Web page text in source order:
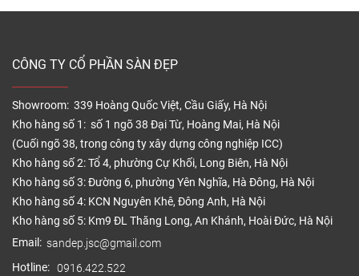
Có nên mua sàn nhựa giá rẻ không?
Quý khách hoàn toàn có thể lựa chọn tấm lát sàn
nhựa tốt giá rẻ cho gia đình mình. Các sản phẩm
giá rẻ tại Sàn Đẹp luôn là hàng mới còn nguyên hộp,
tem mác đầy đủ, nguồn gốc xuất xứ rõ ràng. Cam
kết chất lượng sản phẩm.
Khách hàng mua sàn nhựa giá rẻ có nhiều
không?
Nhu cầu mua sàn nhựa giá rẻ tại Sàn Đẹp rất nhiều.
Ngoài khách hàng bán lẻ, bên cạnh đó là các cửa
CÔNG TY CỔ PHẦN SÀN ĐẸP
Showroom: 339 Hoàng Quốc Việt, Cầu Giấy, Hà Nội
Kho hàng số 1: số 1 ngõ 38 Đại Từ, Hoàng Mai, Hà Nội
(Cuối ngõ 38, trong công ty xây dựng công nghiệp ICC)
Kho hàng số 2: Tổ 4, phường Cự Khối, Long Biên, Hà Nội
Kho hàng số 3: Đường 6, phường Yên Nghĩa, Hà Đông, Hà Nội
Kho hàng số 4: KCN Nguyên Khê, Đông Anh, Hà Nội
Kho hàng số 5: Km9 ĐL Thăng Long, An Khánh, Hoài Đức, Hà Nội
Email: sandep.jsc@gmail.com
Hotline: 0916.422.522